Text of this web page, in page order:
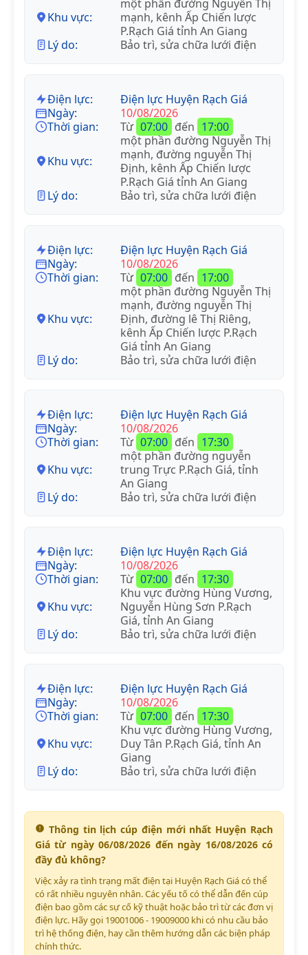
Khu vực:
một phần đường Nguyễn Thị
mạnh, kênh Ấp Chiến lược
P.Rạch Giá tỉnh An Giang
Lý do:
Bảo trì, sửa chữa lưới điện
Điện lực:
Điện lực Huyện Rạch Giá
Ngày:
10/08/2026
Thời gian:
Từ 07:00 đến 17:00
Khu vực:
một phần đường Nguyễn Thị
mạnh, đường nguyễn Thị
Định, kênh Ấp Chiến lược
P.Rạch Giá tỉnh An Giang
Lý do:
Bảo trì, sửa chữa lưới điện
Điện lực:
Điện lực Huyện Rạch Giá
Ngày:
10/08/2026
Thời gian:
Từ 07:00 đến 17:00
Khu vực:
một phần đường Nguyễn Thị
mạnh, đường nguyễn Thị
Định, đường lê Thị Riêng,
kênh Ấp Chiến lược P.Rạch
Giá tỉnh An Giang
Lý do:
Bảo trì, sửa chữa lưới điện
Điện lực:
Điện lực Huyện Rạch Giá
Ngày:
10/08/2026
Thời gian:
Từ 07:00 đến 17:30
Khu vực:
một phần đường nguyễn
trung Trực P.Rạch Giá, tỉnh
An Giang
Lý do:
Bảo trì, sửa chữa lưới điện
Điện lực:
Điện lực Huyện Rạch Giá
Ngày:
10/08/2026
Thời gian:
Từ 07:00 đến 17:30
Khu vực:
Khu vực đường Hùng Vương,
Nguyễn Hùng Sơn P.Rạch
Giá, tỉnh An Giang
Lý do:
Bảo trì, sửa chữa lưới điện
Điện lực:
Điện lực Huyện Rạch Giá
Ngày:
10/08/2026
Thời gian:
Từ 07:00 đến 17:30
Khu vực:
Khu vực đường Hùng Vương,
Duy Tân P.Rạch Giá, tỉnh An
Giang
Lý do:
Bảo trì, sửa chữa lưới điện
Thông tin lịch cúp điện mới nhất Huyện Rạch
Giá từ ngày 06/08/2026 đến ngày 16/08/2026 có
đầy đủ không?
Việc xảy ra tình trạng mất điện tại Huyện Rạch Giá có thể
có rất nhiều nguyên nhân. Các yếu tố có thể dẫn đến cúp
điện bao gồm các sự cố kỹ thuật hoặc bảo trì từ các đơn vị
điện lực. Hãy gọi 19001006 - 19009000 khi có nhu cầu bảo
trì hệ thống điện, hay cần thêm hướng dẫn các biện pháp
chính thức.